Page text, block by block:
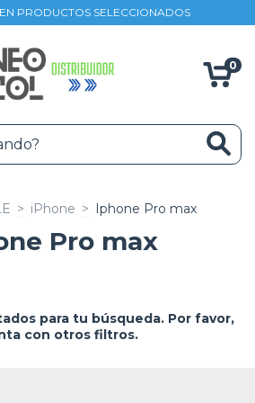
PRODUCTOS SELECCIONADOS
0
> iPhone > Iphone Pro max
Pro max
para tu búsqueda. Por favor,
con otros filtros.